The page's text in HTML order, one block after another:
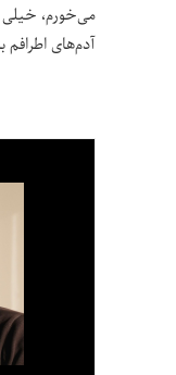
می‌خورم،
آدم‌های اطرافم